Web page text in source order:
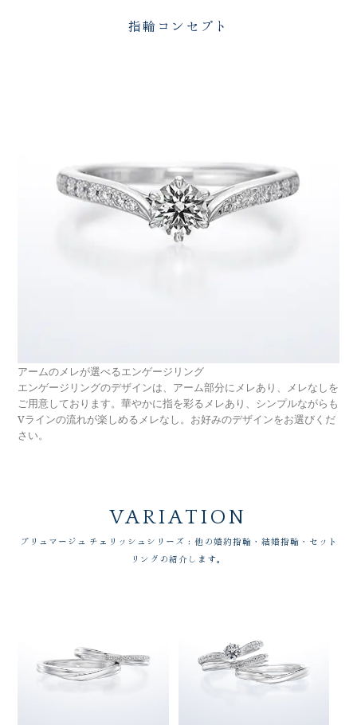
指輪コンセプト
アームのメレが選べるエンゲージリング
エンゲージリングのデザインは、アーム部分にメレあり、メレなしを
ご用意しております。華やかに指を彩るメレあり、シンプルながらも
Vラインの流れが楽しめるメレなし。お好みのデザインをお選びくだ
さい。
VARIATION
プリュマージュ チェリッシュシリーズ：他の婚約指輪・結婚指輪・セット
リングの紹介します。